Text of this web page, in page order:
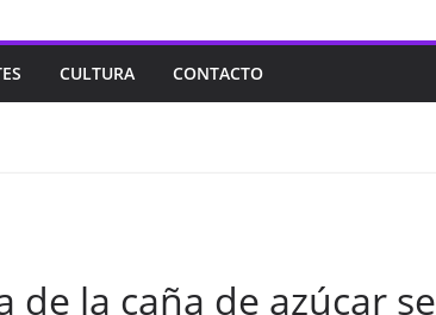
CULTURA CONTACTO
de la caña de azúcar se